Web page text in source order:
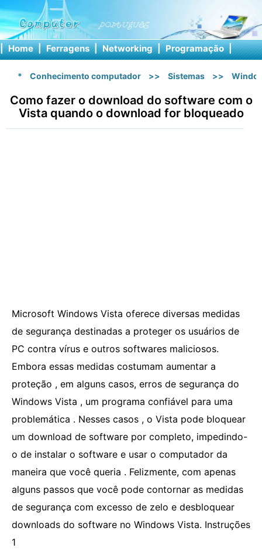
| Home | Ferragens | Networking | Programação |
* Conhecimento computador >> Sistemas >>
Como fazer o download do software com o
Vista quando o download for bloqueado
Microsoft Windows Vista oferece diversas medidas
de segurança destinadas a proteger os usuários de
PC contra vírus e outros softwares maliciosos.
Embora essas medidas costumam aumentar a
proteção , em alguns casos, erros de segurança do
Windows Vista , um programa confiável para uma
problemática . Nesses casos , o Vista pode bloquear
um download de software por completo, impedindo-
o de instalar o software e usar o computador da
maneira que você queria . Felizmente, com apenas
alguns passos que você pode contornar as medidas
de segurança com excesso de zelo e desbloquear
downloads do software no Windows Vista. Instruções
1